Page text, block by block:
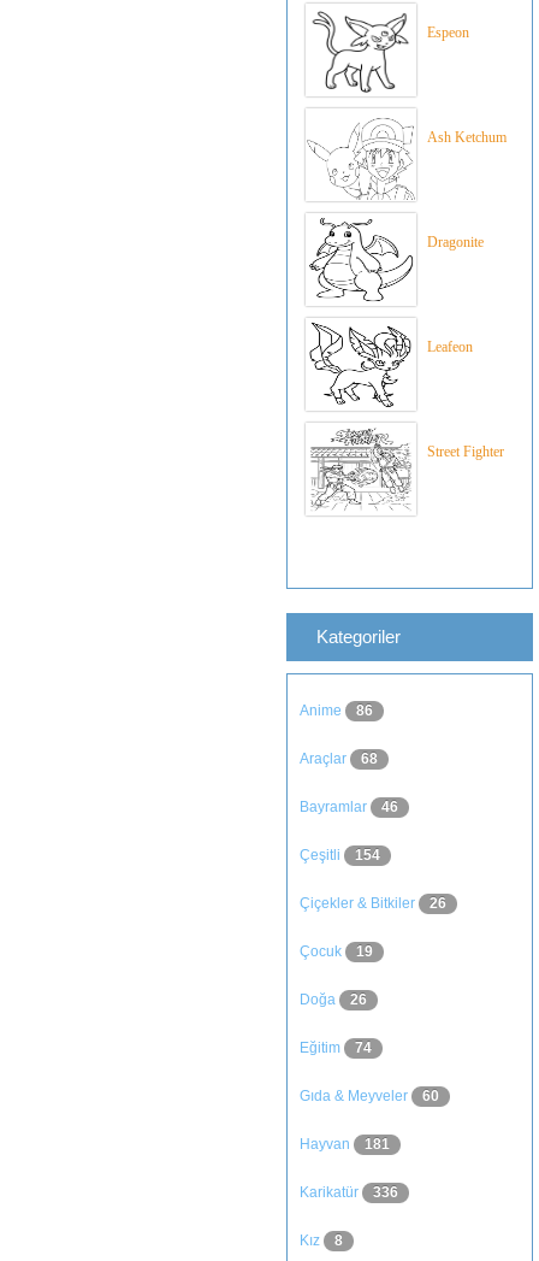
Espeon
Ash Ketchum
Dragonite
Leafeon
Street Fighter
Kategoriler
Anime 86
Araçlar 68
Bayramlar 46
Çeşitli 154
Çiçekler & Bitkiler 26
Çocuk 19
Doğa 26
Eğitim 74
Gıda & Meyveler 60
Hayvan 181
Karikatür 336
Kız 8